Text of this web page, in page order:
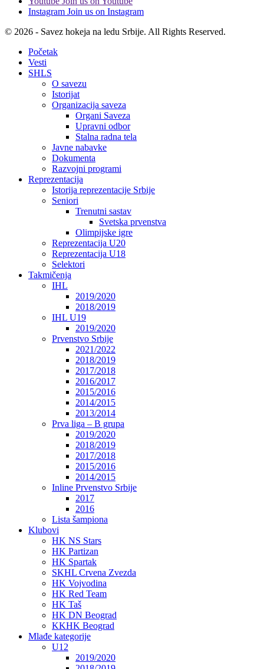
Instagram Join us on Instagram
© 2026 - Savez hokeja na ledu Srbije. All Rights Reserved.
Početak
Vesti
SHLS
O savezu
Istorijat
Organizacija saveza
Organi Saveza
Upravni odbor
Stalna radna tela
Javne nabavke
Dokumenta
Razvojni programi
Reprezentacija
Istorija reprezentacije Srbije
Seniori
Trenutni sastav
Svetska prvenstva
Olimpijske igre
Reprezentacija U20
Reprezentacija U18
Selektori
Takmičenja
IHL
2019/2020
2018/2019
IHL U19
2019/2020
Prvenstvo Srbije
2021/2022
2018/2019
2017/2018
2016/2017
2015/2016
2014/2015
2013/2014
Prva liga – B grupa
2019/2020
2018/2019
2017/2018
2015/2016
2014/2015
Inline Prvenstvo Srbije
2017
2016
Lista šampiona
Klubovi
HK NS Stars
HK Partizan
HK Spartak
SKHL Crvena Zvezda
HK Vojvodina
HK Red Team
HK Taš
HK DN Beograd
KKHK Beograd
Mlađe kategorije
U12
2019/2020